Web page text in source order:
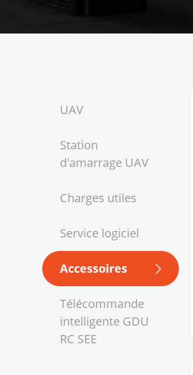
UAV
Station
d'amarrage UAV
Charges utiles
Service logiciel
Accessoires
Télécommande
intelligente GDU
RC SEE